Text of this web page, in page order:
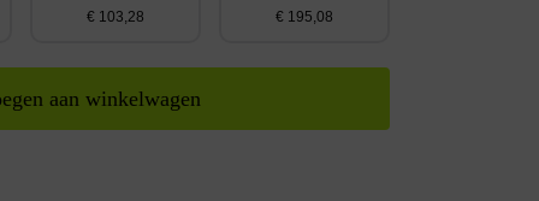
€ 103,28 € 195,08
aan winkelwagen